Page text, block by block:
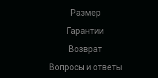
Размер
Гарантии
Возврат
Вопросы и ответы